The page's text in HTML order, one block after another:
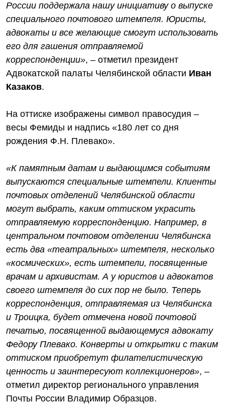
России поддержала нашу инициативу о выпуске
специального почтового штемпеля. Юристы,
адвокаты и все желающие смогут использовать
его для гашения отправляемой
корреспонденции», – отметил президент
Адвокатской палаты Челябинской области Иван
Казаков.
На оттиске изображены символ правосудия –
весы Фемиды и надпись «180 лет со дня
рождения Ф.Н. Плевако».
«К памятным датам и выдающимся событиям
выпускаются специальные штемпели. Клиенты
почтовых отделений Челябинской области
могут выбрать, каким оттиском украсить
отправляемую корреспонденцию. Например, в
центральном почтовом отделении Челябинска
есть два «театральных» штемпеля, несколько
«космических», есть штемпели, посвященные
врачам и архивистам. А у юристов и адвокатов
своего штемпеля до сих пор не было. Теперь
корреспонденция, отправляемая из Челябинска
и Троицка, будет отмечена новой почтовой
печатью, посвященной выдающемуся адвокату
Федору Плевако. Конверты и открытки с таким
оттиском приобретут филателистическую
ценность и заинтересуют коллекционеров», –
отметил директор регионального управления
Почты России Владимир Образцов.